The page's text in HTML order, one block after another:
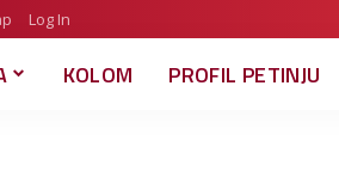
Log In
KOLOM PROFIL PETINJU